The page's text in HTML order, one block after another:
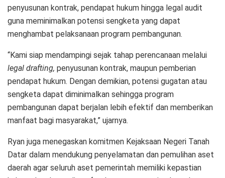
penyusunan kontrak, pendapat hukum hingga legal audit
guna meminimalkan potensi sengketa yang dapat
menghambat pelaksanaan program pembangunan.
“Kami siap mendampingi sejak tahap perencanaan melalui
legal drafting, penyusunan kontrak, maupun pemberian
pendapat hukum. Dengan demikian, potensi gugatan atau
sengketa dapat diminimalkan sehingga program
pembangunan dapat berjalan lebih efektif dan memberikan
manfaat bagi masyarakat,” ujarnya.
Ryan juga menegaskan komitmen Kejaksaan Negeri Tanah
Datar dalam mendukung penyelamatan dan pemulihan aset
daerah agar seluruh aset pemerintah memiliki kepastian